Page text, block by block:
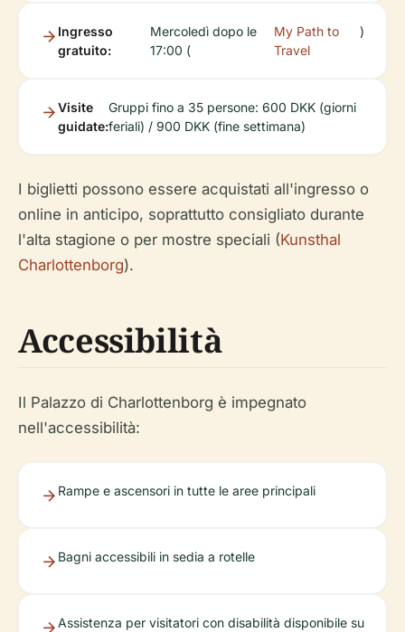
Ingresso
gratuito:
Mercoledì dopo le
17:00 (
My Path to
Travel
)
Visite
guidate:
Gruppi fino a 35 persone: 600 DKK (giorni
feriali) / 900 DKK (fine settimana)
I biglietti possono essere acquistati all'ingresso o
online in anticipo, soprattutto consigliato durante
l'alta stagione o per mostre speciali (Kunsthal
Charlottenborg).
Accessibilità
Il Palazzo di Charlottenborg è impegnato
nell'accessibilità:
Rampe e ascensori in tutte le aree principali
Bagni accessibili in sedia a rotelle
Assistenza per visitatori con disabilità disponibile su